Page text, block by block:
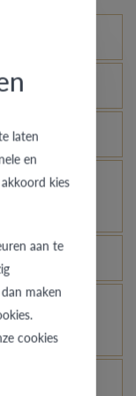
uitzien?
in een
laten
en
kies
aan te
maken
cookies